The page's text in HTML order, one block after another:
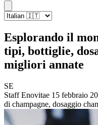
Esplorando il
tipi, bottiglie,
migliori annate
SE
Staff Enovitae 15 febbraio
di champagne, dosaggio